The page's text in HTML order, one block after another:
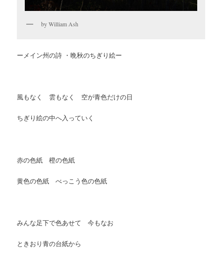
by William Ash
ーメイン州の詩 ・晩秋のちぎり絵ー
風もなく 雲もなく 空が青色だけの日
ちぎり絵の中へ入っていく
赤の色紙 橙の色紙
黄色の色紙 べっこう色の色紙
みんな足下で色あせて 今もなお
ときおり青の台紙から